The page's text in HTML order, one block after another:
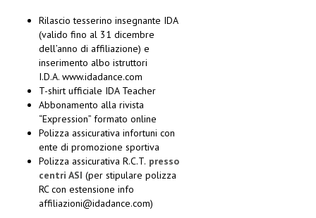
Rilascio tesserino insegnante IDA
(valido fino al 31 dicembre
dell’anno di affiliazione) e
inserimento albo istruttori
I.D.A. www.idadance.com
T-shirt ufficiale IDA Teacher
Abbonamento alla rivista
“Expression” formato online
Polizza assicurativa infortuni con
ente di promozione sportiva
Polizza assicurativa R.C.T. presso
centri ASI (per stipulare polizza
RC con estensione info
affiliazioni@idadance.com)